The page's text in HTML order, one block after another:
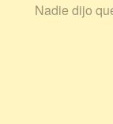
Nadie dijo